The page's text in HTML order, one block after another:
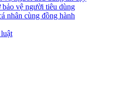
vệ người tiêu dùng
nhân cùng đồng hành